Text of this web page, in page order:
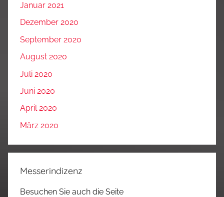
Januar 2021
Dezember 2020
September 2020
August 2020
Juli 2020
Juni 2020
April 2020
März 2020
Messerindizenz
Besuchen Sie auch die Seite